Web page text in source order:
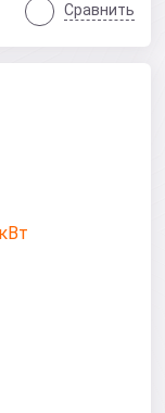
Сравнить